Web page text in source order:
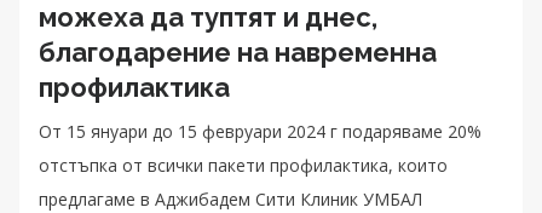
можеха да туптят и днес,
благодарение на навременна
профилактика
От 15 януари до 15 февруари 2024 г подаряваме 20%
отстъпка от всички пакети профилактика, които
предлагаме в Аджибадем Сити Клиник УМБАЛ